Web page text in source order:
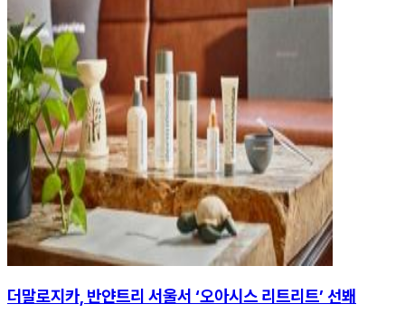
더말로지카, 반얀트리 서울서 ‘오아시스 리트리트’ 선봬